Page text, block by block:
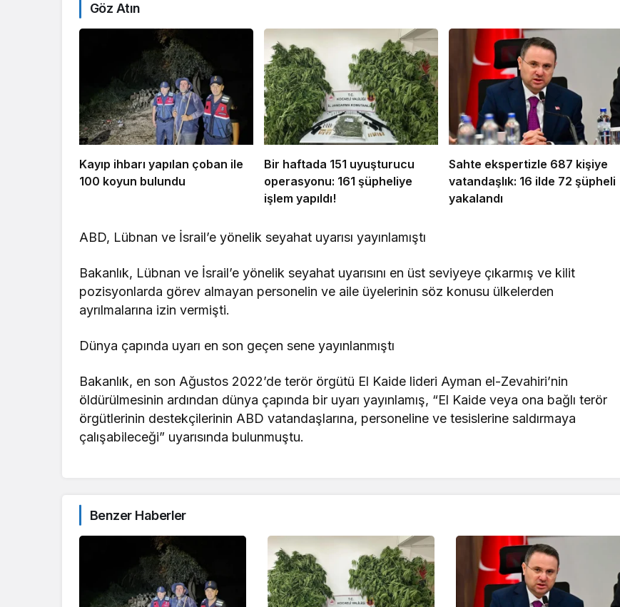
Göz Atın
Kayıp ihbarı yapılan çoban ile
100 koyun bulundu
Bir haftada 151 uyuşturucu
operasyonu: 161 şüpheliye
işlem yapıldı!
Sahte ekspertizle 687 kişiye
vatandaşlık: 16 ilde 72 şüpheli
yakalandı
ABD, Lübnan ve İsrail’e yönelik seyahat uyarısı yayınlamıştı
Bakanlık, Lübnan ve İsrail’e yönelik seyahat uyarısını en üst seviyeye çıkarmış ve kilit
pozisyonlarda görev almayan personelin ve aile üyelerinin söz konusu ülkelerden
ayrılmalarına izin vermişti.
Dünya çapında uyarı en son geçen sene yayınlanmıştı
Bakanlık, en son Ağustos 2022’de terör örgütü El Kaide lideri Ayman el-Zevahiri’nin
öldürülmesinin ardından dünya çapında bir uyarı yayınlamış, “El Kaide veya ona bağlı terör
örgütlerinin destekçilerinin ABD vatandaşlarına, personeline ve tesislerine saldırmaya
çalışabileceği” uyarısında bulunmuştu.
Benzer Haberler